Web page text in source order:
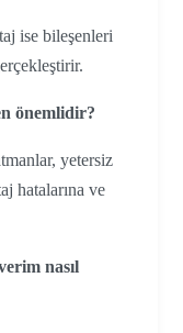
ise bileşenleri
önemlidir?
yetersiz
hatalarına ve
nasıl